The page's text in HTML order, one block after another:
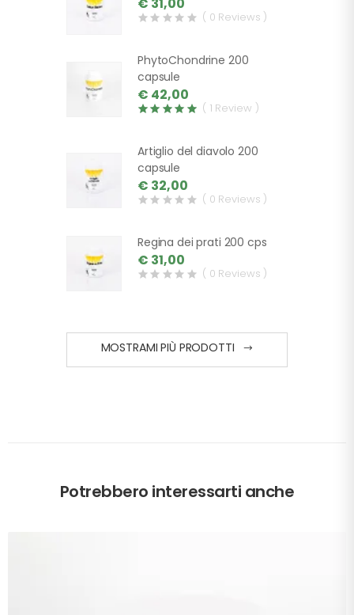
( 0 Reviews )
PhytoChondrine 200
capsule
€ 42,00
( 1 Review )
Artiglio del diavolo 200
capsule
€ 32,00
( 0 Reviews )
Regina dei prati 200 cps
€ 31,00
( 0 Reviews )
MOSTRAMI PIÙ PRODOTTI
Potrebbero interessarti anche